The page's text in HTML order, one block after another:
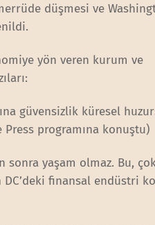
düşmesi ve
yön veren kurum ve
güvensizlik küresel
programına konuştu)
sonra yaşam olmaz. Bu,
finansal endüstri